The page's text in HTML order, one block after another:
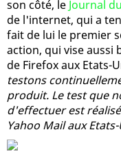
son côté, le Journal
de l'internet, qui a
fait de lui le premier
action, qui vise aussi
de Firefox aux Etats-
testons
produit. Le test que
d'effectuer est
Yahoo Mail aux